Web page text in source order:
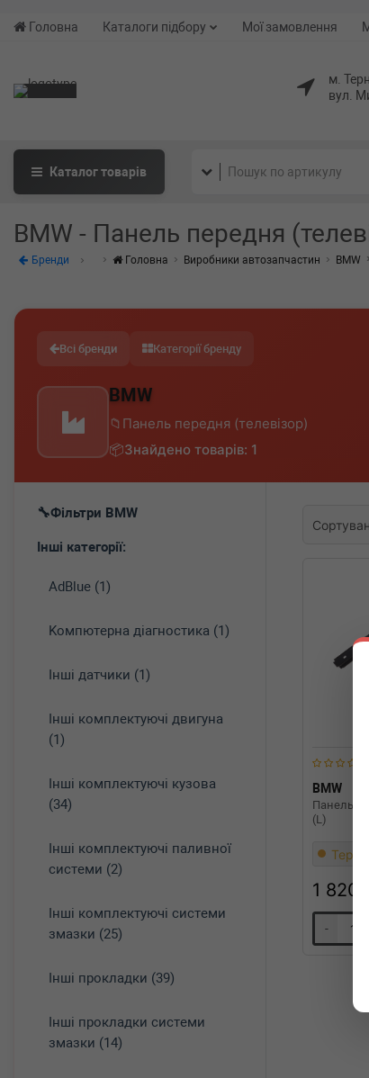
Головна Каталоги підбору Мої замовлення
м.
вул.
Каталогтоварів
BMW - Панель передня
Бренди Головна Виробники автозапчастин BMW
Всі бренди Категорії бренду
BMW
Панель передня (телевізор)
Знайдено товарів: 1
Фільтри BMW
Інші категорії:
AdBlue (1)
Koмпютepнa діaгнocтикa (1)
Інші датчики (1)
Інші комплектуючі двигуна
(1)
Інші комплектуючі кузова
(34)
Інші комплектуючі паливної
системи (2)
Інші комплектуючі системи
змазки (25)
Інші прокладки (39)
Інші прокладки системи
змазки (14)
BMW
Панель
(L)
1 820
-